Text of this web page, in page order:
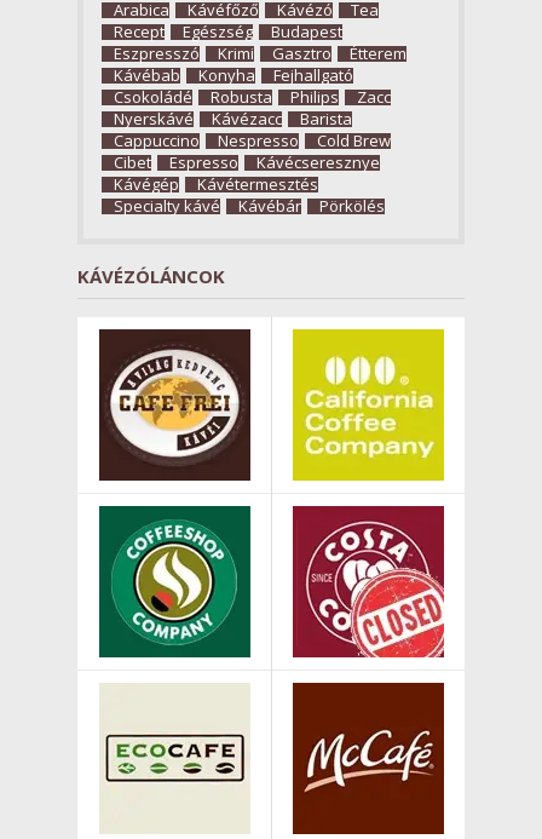
Arabica Kávéfőző Kávézó
Tea
Recept
Egészség
Budapest
Eszpresszó
Krimi Gasztro
Étterem
Kávébab
Konyha
Fejhallgató
Csokoládé
Robusta Philips
Zacc
Nyerskávé
Kávézacc
Barista
Cappuccino
Nespresso
Cold Brew
Cibet
Espresso
Kávécseresznye
Kávégép
Kávétermesztés
Specialty kávé
Kávébár Pörkölés
KÁVÉZÓLÁNCOK